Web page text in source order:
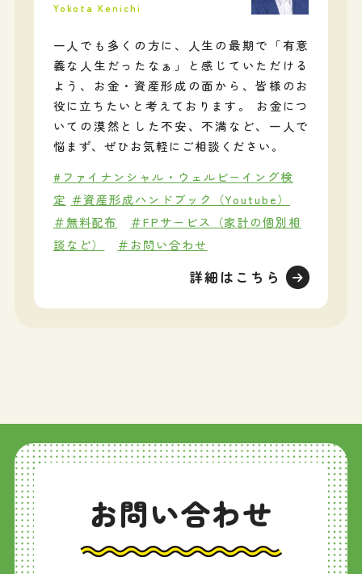
Yokota Kenichi
一人でも多くの方に、人生の最期で「有意
義な人生だったなぁ」と感じていただける
よう、お金・資産形成の面から、皆様のお
役に立ちたいと考えております。 お金につ
いての漠然とした不安、不満など、一人で
悩まず、ぜひお気軽にご相談ください。
#ファイナンシャル・ウェルビーイング検
定 ＃資産形成ハンドブック（Youtube）
＃無料配布
＃FPサービス（家計の個別相
談など）
＃お問い合わせ
詳細はこちら
お問い合わせ